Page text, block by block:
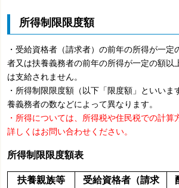
所得制限限度額
・受給資格者（請求者）の前年の所得が一定
者又は扶養義務者の前年の所得が一定の額以
は支給されません。
・所得制限限度額（以下「限度額」といいま
養義務者の数などによって異なります。
・所得については、所得税や住民税での計算
詳しくはお問い合わせください。
所得制限限度額表
扶養親族等
受給資格者（請求